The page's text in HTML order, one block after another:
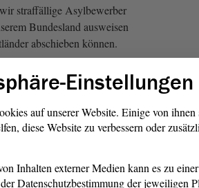
straffällige Asylbewerber
Bundesland ausweisen
abschieben können.
Heuer, CDU)
das hat die
gemacht nur ein
Ich hoffe, dass unsere
und FDP im Interesse
genau darauf achten,
Einstellungen
auf unserer Website. Einige von
diese Website zu verbessern oder
Inhalten externer Medien kann es zu
Datenschutzbestimmung der jeweiligen